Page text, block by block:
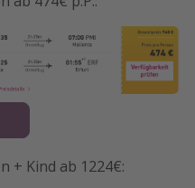
+ Kind ab 1224€: